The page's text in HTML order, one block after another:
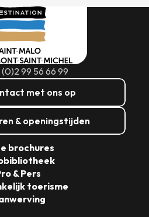
(0)2 99 56 66 99
met ons op
& openingstijden
brochures
& Pers
toerisme